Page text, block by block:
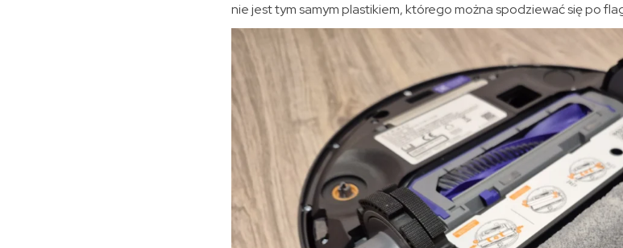
nie jest tym samym plastikiem, którego można spodziewać się po